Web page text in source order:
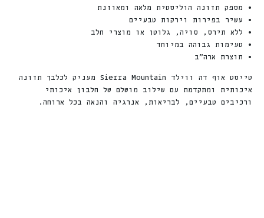
• מספק תזונה הוליסטית מלאה ומאוזנת
• עשיר בפירות וירקות טבעיים
• ללא תירס, סויה, גלוטן או מוצרי חלב
• טעימות גבוהה במיוחד
• תוצרת ארה”ב
טייסט אוף דה ווילד Sierra Mountain מעניק לכלבך תזונה
איכותית ומתקדמת עם שילוב מושלם של חלבון איכותי
ורכיבים טבעיים, לבריאות, אנרגיה והנאה בכל ארוחה.